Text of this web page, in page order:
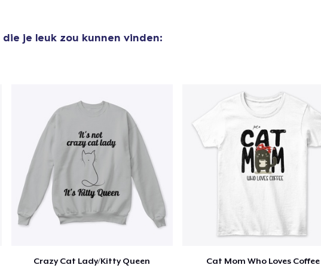
die je leuk zou kunnen vinden:
Crazy Cat Lady/Kitty Queen Cat Mom Who Loves Coffee